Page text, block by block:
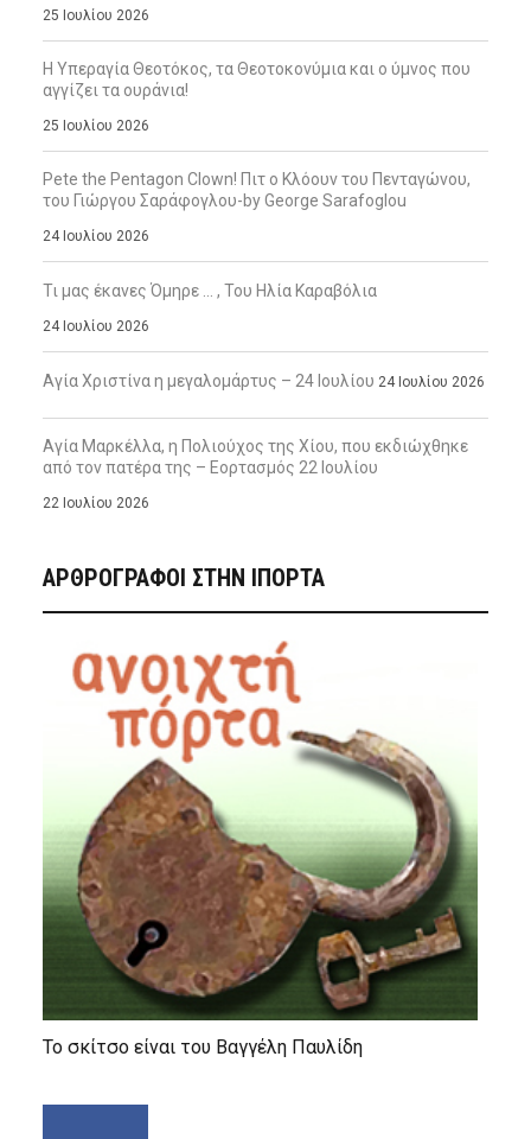
25 Ιουλίου 2026
Η Υπεραγία Θεοτόκος, τα Θεοτοκονύμια και ο ύμνος που
αγγίζει τα ουράνια!
25 Ιουλίου 2026
Pete the Pentagon Clown! Πιτ ο Κλόουν του Πενταγώνου,
του Γιώργου Σαράφογλου-by George Sarafoglou
24 Ιουλίου 2026
Τι μας έκανες Όμηρε … , Του Ηλία Καραβόλια
24 Ιουλίου 2026
Αγία Χριστίνα η μεγαλομάρτυς – 24 Ιουλίου 24 Ιουλίου 2026
Αγία Μαρκέλλα, η Πολιούχος της Χίου, που εκδιώχθηκε
από τον πατέρα της – Εορτασμός 22 Ιουλίου
22 Ιουλίου 2026
ΑΡΘΡΟΓΡΑΦΟΙ ΣΤΗΝ IΠΟΡΤΑ
Το σκίτσο είναι του Βαγγέλη Παυλίδη